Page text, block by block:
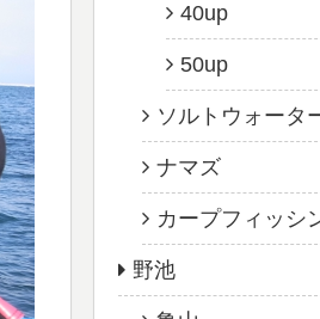
40up
50up
ソルトウォータ
ナマズ
カープフィッシ
野池